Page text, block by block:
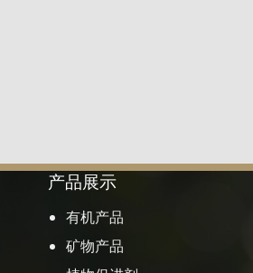
产品展示
有机产品
矿物产品